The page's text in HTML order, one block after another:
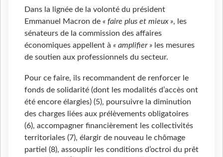
Dans la lignée de la volonté du président
Emmanuel Macron de « faire plus et mieux », les
sénateurs de la commission des affaires
économiques appellent à « amplifier » les mesures
de soutien aux professionnels du secteur.
Pour ce faire, ils recommandent de renforcer le
fonds de solidarité (dont les modalités d’accès ont
été encore élargies) (5), poursuivre la diminution
des charges liées aux prélèvements obligatoires
(6), accompagner financièrement les collectivités
territoriales (7), élargir de nouveau le chômage
partiel (8), assouplir les conditions d’octroi du prêt